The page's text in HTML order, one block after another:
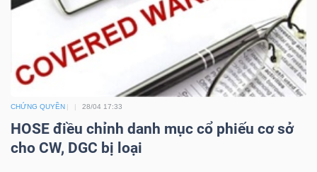
CHỨNG QUYỀN 28/04 17:33
HOSE điều chỉnh danh mục cổ phiếu cơ sở
cho CW, DGC bị loại
CÔNG
ĐẦU
TƯ